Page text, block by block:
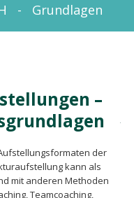
- Grundlagen
–
der
kann als
mit anderen Methoden
Teamcoaching,